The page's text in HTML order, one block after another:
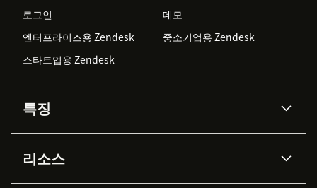
로그인
데모
엔터프라이즈용 Zendesk
중소기업용 Zendesk
스타트업용 Zendesk
특징
Zendesk AI
리소스